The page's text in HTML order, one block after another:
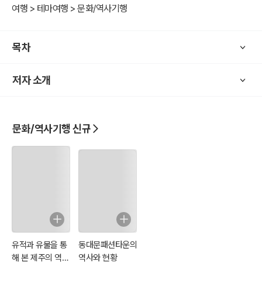
여행 > 테마여행 > 문화/역사기행
목차
저자 소개
문화/역사기행 신규
유적과 유물을 통
해 본 제주의 역사
동대문패션타운의
역사와 현황